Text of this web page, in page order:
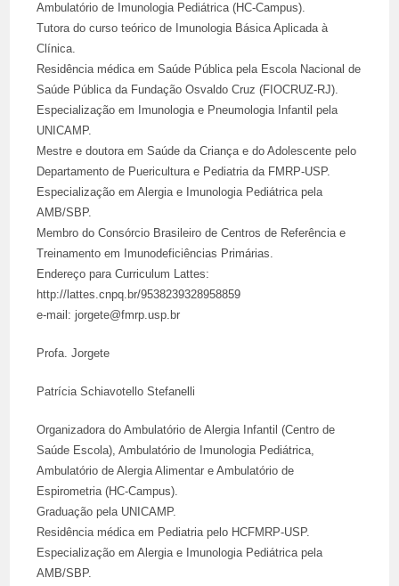
Ambulatório de Imunologia Pediátrica (HC-Campus).
Tutora do curso teórico de Imunologia Básica Aplicada à
Clínica.
Residência médica em Saúde Pública pela Escola Nacional de
Saúde Pública da Fundação Osvaldo Cruz (FIOCRUZ-RJ).
Especialização em Imunologia e Pneumologia Infantil pela
UNICAMP.
Mestre e doutora em Saúde da Criança e do Adolescente pelo
Departamento de Puericultura e Pediatria da FMRP-USP.
Especialização em Alergia e Imunologia Pediátrica pela
AMB/SBP.
Membro do Consórcio Brasileiro de Centros de Referência e
Treinamento em Imunodeficiências Primárias.
Endereço para Curriculum Lattes:
http://lattes.cnpq.br/9538239328958859
e-mail: jorgete@fmrp.usp.br
Profa. Jorgete
Patrícia Schiavotello Stefanelli
Organizadora do Ambulatório de Alergia Infantil (Centro de
Saúde Escola), Ambulatório de Imunologia Pediátrica,
Ambulatório de Alergia Alimentar e Ambulatório de
Espirometria (HC-Campus).
Graduação pela UNICAMP.
Residência médica em Pediatria pelo HCFMRP-USP.
Especialização em Alergia e Imunologia Pediátrica pela
AMB/SBP.